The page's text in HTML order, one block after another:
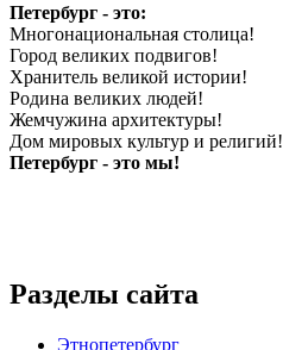
Петербург - это:
Многонациональная столица!
Город великих подвигов!
Хранитель великой истории!
Родина великих людей!
Жемчужина архитектуры!
Дом мировых культур и религий!
Петербург - это мы!
Разделы сайта
Этнопетербург